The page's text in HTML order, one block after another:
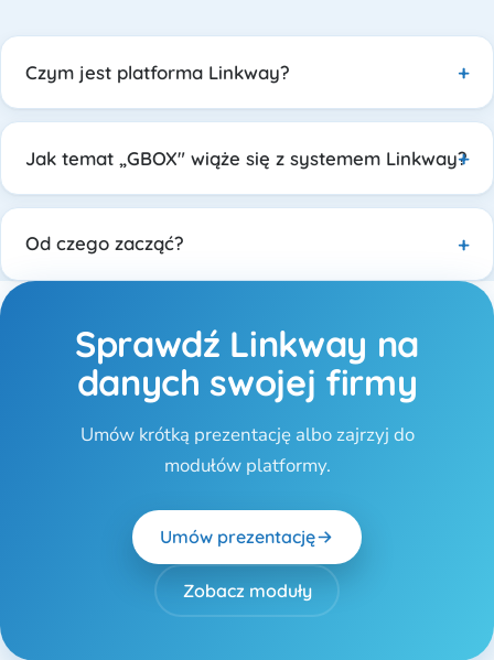
Czym jest platforma Linkway?
Jak temat „GBOX" wiąże się z systemem Linkway?
Od czego zacząć?
Sprawdź Linkway na
danych swojej firmy
Umów krótką prezentację albo zajrzyj do
modułów platformy.
Umów prezentację
Zobacz moduły